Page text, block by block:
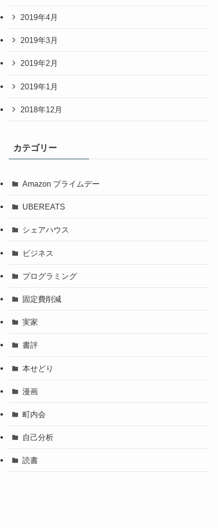
2019年4月
2019年3月
2019年2月
2019年1月
2018年12月
カテゴリー
Amazon プライムデー
UBEREATS
シェアハウス
ビジネス
プログラミング
固定費削減
実家
書評
本せどり
漫画
町内会
自己分析
読書